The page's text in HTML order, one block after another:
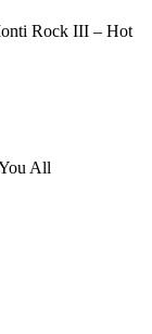
Rock III – Hot
All